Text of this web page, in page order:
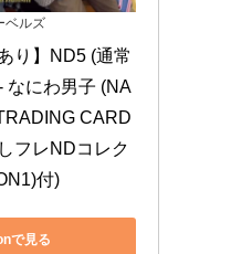
ベルズ
り】ND5 (通常
なにわ男子 (NA
CARD
フレNDコレク
付)
で見る